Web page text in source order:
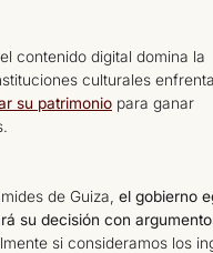
contenido digital domina la
culturales
su patrimonio para ganar
de Guiza, el gobierno
su decisión con
si consideramos los